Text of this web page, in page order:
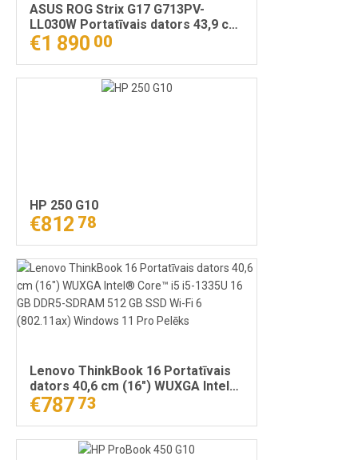
ASUS ROG Strix G17 G713PV-
LL030W Portatīvais dators 43,9 cm
(17.3") Wide Quad HD AMD Ryzen™
9 7945HX 16 GB DDR5-SDRAM 1 TB
SSD NVIDIA GeForce RTX 4060 Wi-
Fi 6E (802.11ax) Windows 11 Home
€1 890 00
HP 250 G10
€812 78
Lenovo ThinkBook 16 Portatīvais
dators 40,6 cm (16") WUXGA Intel®
Core™ i5 i5-1335U 16 GB DDR5-
SDRAM 512 GB SSD Wi-Fi 6
(802.11ax) Windows 11 Pro Pelēks
€787 73